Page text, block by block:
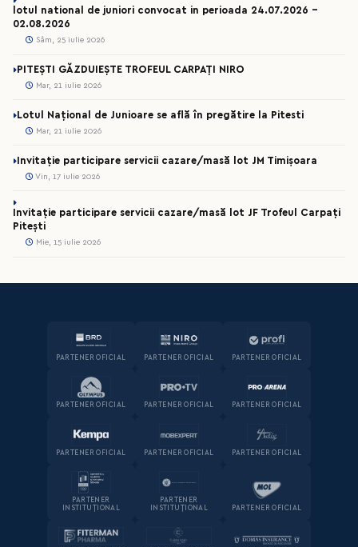
lotul national de juniori convocat in perioada 24.07.2026 –
02.08.2026
Sâm, 25 iulie 2026
PITEȘTI GĂZDUIEȘTE TROFEUL CARPAȚI NIRO
Mar, 21 iulie 2026
Lotul Național de Junioare se află în pregătire la Pitesti
Mar, 21 iulie 2026
Invitație participare servicii cazare/masă lot JM Timișoara
Vin, 17 iulie 2026
Invitație participare servicii cazare/masă lot JF Trofeul Carpați
Pitești
Mie, 15 iulie 2026
PARTENER OFICIAL PARTENER OFICIAL PARTENER OFICIAL
PARTENER OFICIAL PARTENER OFICIAL PARTENER OFICIAL
PARTENER OFICIAL PARTENER OFICIAL PARTENER OFICIAL
PARTENER
INSTITUȚIONAL
PARTENER
INSTITUȚIONAL
PARTENER OFICIAL